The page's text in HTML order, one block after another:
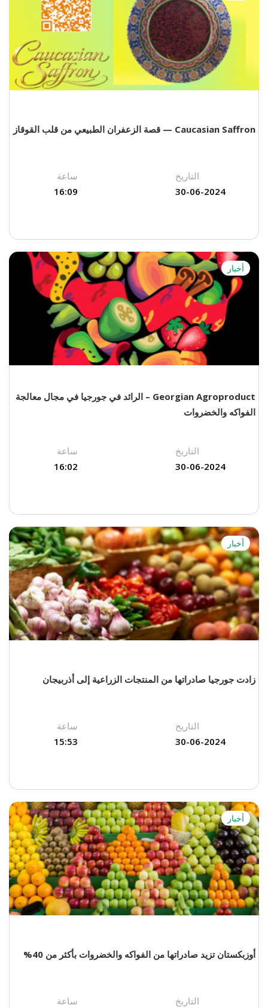
Caucasian Saffron — قصة الزعفران الطبيعي من قلب القوقاز
التاريخ
ساعة
30-06-2024
16:09
أخبار
Georgian Agroproduct – الرائد في جورجيا في مجال معالجة
الفواكه والخضروات
التاريخ
ساعة
30-06-2024
16:02
أخبار
زادت جورجيا صادراتها من المنتجات الزراعية إلى أذربيجان
التاريخ
ساعة
30-06-2024
15:53
أخبار
أوزبكستان تزيد صادراتها من الفواكه والخضروات بأكثر من 40%
التاريخ
ساعة